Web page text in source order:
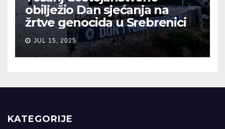
obilježio Dan sjećanja na
žrtve genocida u Srebrenici
JUL 15, 2025
KATEGORIJE